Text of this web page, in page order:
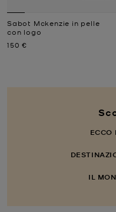
Sabot Mckenzie in pelle
con logo
Prezzo attuale
150 €
ECCO
IL